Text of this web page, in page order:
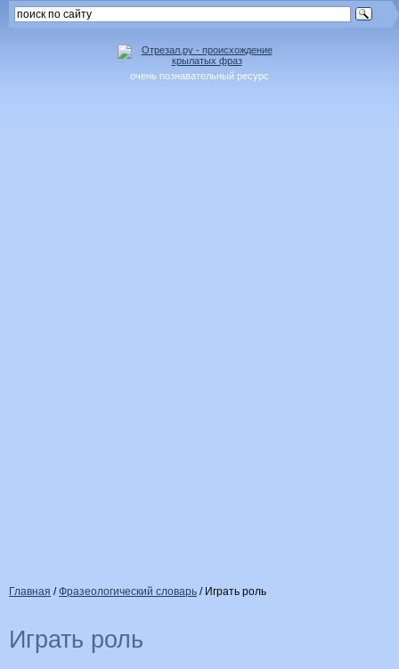
очень познавательный ресурс
Главная /Фразеологический словарь / Играть роль
Играть роль